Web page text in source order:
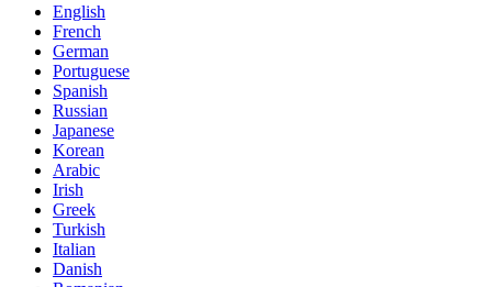
English
French
German
Portuguese
Spanish
Russian
Japanese
Korean
Arabic
Irish
Greek
Turkish
Italian
Danish